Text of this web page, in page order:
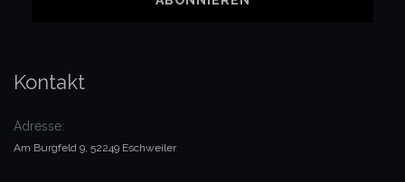
Kontakt
Adresse:
Am Burgfeld 9, 52249 Eschweiler